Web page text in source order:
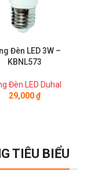
Đèn LED 3W –
KBNL573
Đèn LED Duhal
29,000₫
TIÊU BIỂU